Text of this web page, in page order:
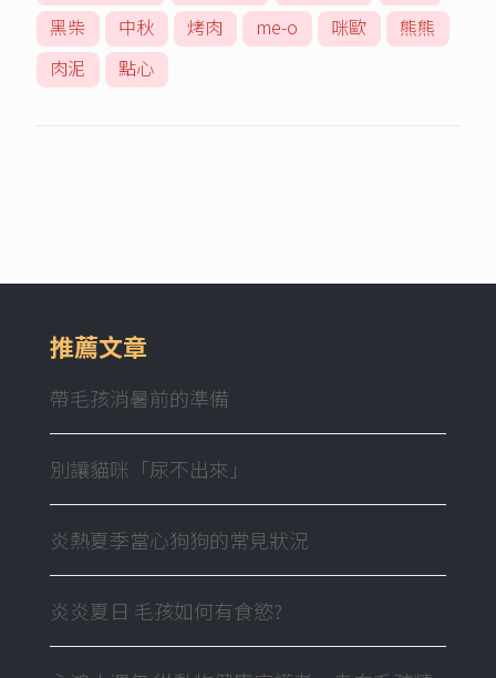
黑柴
中秋 烤肉 me-o 咪歐
熊熊
肉泥
點心
推薦文章
帶毛孩消暑前的準備
別讓貓咪「尿不出來」
炎熱夏季當心狗狗的常見狀況
炎炎夏日 毛孩如何有食慾?